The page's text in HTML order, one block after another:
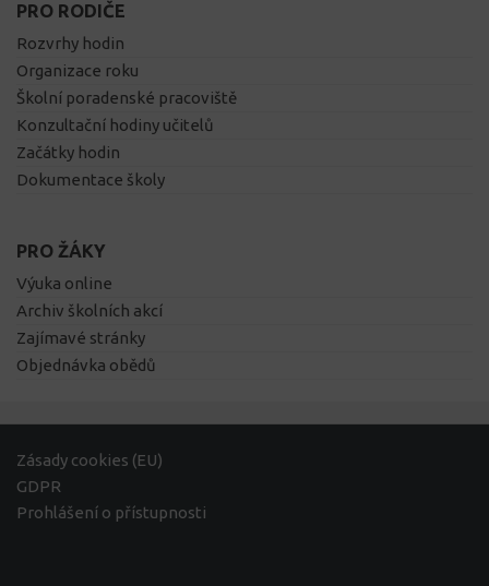
PRO RODIČE
Rozvrhy hodin
Organizace roku
Školní poradenské pracoviště
Konzultační hodiny učitelů
Začátky hodin
Dokumentace školy
PRO ŽÁKY
Výuka online
Archiv školních akcí
Zajímavé stránky
Objednávka obědů
Zásady cookies (EU)
GDPR
Prohlášení o přístupnosti